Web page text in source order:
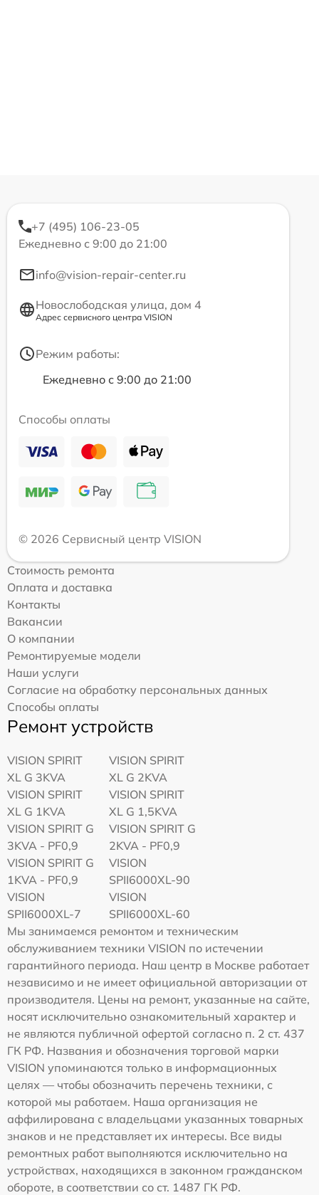
+7 (495) 106-23-05
Ежедневно с 9:00 до 21:00
info@vision-repair-center.ru
Новослободская улица, дом 4
Адрес сервисного центра VISION
Режим работы:
Ежедневно с 9:00 до 21:00
Способы оплаты
© 2026 Сервисный центр VISION
Стоимость ремонта
Оплата и доставка
Контакты
Вакансии
О компании
Ремонтируемые модели
Наши услуги
Согласие на обработку персональных данных
Способы оплаты
Ремонт устройств
VISION SPIRIT
XL G 3KVA
VISION SPIRIT
XL G 2KVA
VISION SPIRIT
XL G 1KVA
VISION SPIRIT
XL G 1,5KVA
VISION SPIRIT G
3KVA - PF0,9
VISION SPIRIT G
2KVA - PF0,9
VISION SPIRIT G
1KVA - PF0,9
VISION
SPII6000XL-90
VISION
SPII6000XL-7
VISION
SPII6000XL-60
Мы занимаемся ремонтом и техническим
обслуживанием техники VISION по истечении
гарантийного периода. Наш центр в Москве работает
независимо и не имеет официальной авторизации от
производителя. Цены на ремонт, указанные на сайте,
носят исключительно ознакомительный характер и
не являются публичной офертой согласно п. 2 ст. 437
ГК РФ. Названия и обозначения торговой марки
VISION упоминаются только в информационных
целях — чтобы обозначить перечень техники, с
которой мы работаем. Наша организация не
аффилирована с владельцами указанных товарных
знаков и не представляет их интересы. Все виды
ремонтных работ выполняются исключительно на
устройствах, находящихся в законном гражданском
обороте, в соответствии со ст. 1487 ГК РФ.